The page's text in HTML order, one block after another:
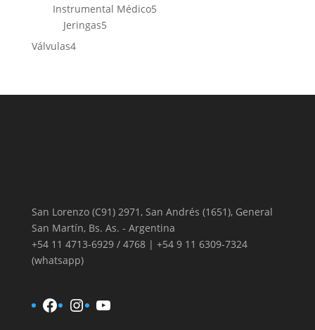
productos
Instrumental Médico55
Jeringas55
Válvulas44
San Lorenzo (C91) 2971, San Andrés (1651), General
San Martín, Bs. As. - Argentina
+54 11 4713-6929 / 4768 | +54 9 11 6309-7324
(whatsapp)
Facebook
Instagram
YouTube